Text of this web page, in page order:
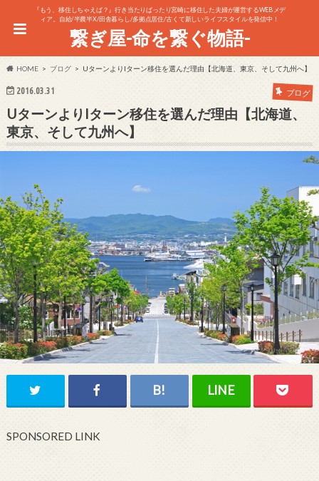
『もう、移住しちゃえば？』行き当たりばったり宮崎に移住した夫婦が運営するWEBメデ
ィア。自給/半農半X/田舎暮らし/多拠点居住/古くて新しいライフスタイルを発信中！
繋ぎ屋-命を繋ぐ物語-
HOME ブログ UターンよりIターン移住を選んだ理由【北海道、東京、そして九州へ】
2016.03.31 ブログ
UターンよりIターン移住を選んだ理由【北海道、
東京、そして九州へ】
SPONSORED LINK